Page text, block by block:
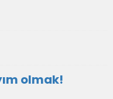
olmak!